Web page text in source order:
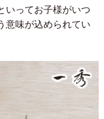
いってお子様がいつ
意味が込められてい